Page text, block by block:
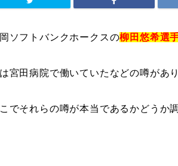
ソフトバンクホークスの柳田悠希選
宮田病院で働いていたなどの噂があ
でそれらの噂が本当であるかどうか